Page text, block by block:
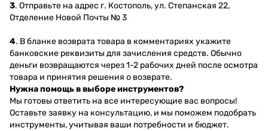
3. Отправьте на адрес г. Костополь, ул. Степанская 22,
Отделение Новой Почты № 3
4. В бланке возврата товара в комментариях укажите
банковские реквизиты для зачисления средств. Обычно
деньги возвращаются через 1-2 рабочих дней после осмотра
товара и принятия решения о возврате.
Нужна помощь в выборе инструментов?
Мы готовы ответить на все интересующие вас вопросы!
Оставьте заявку на консультацию, и мы поможем подобрать
инструменты, учитывая ваши потребности и бюджет.